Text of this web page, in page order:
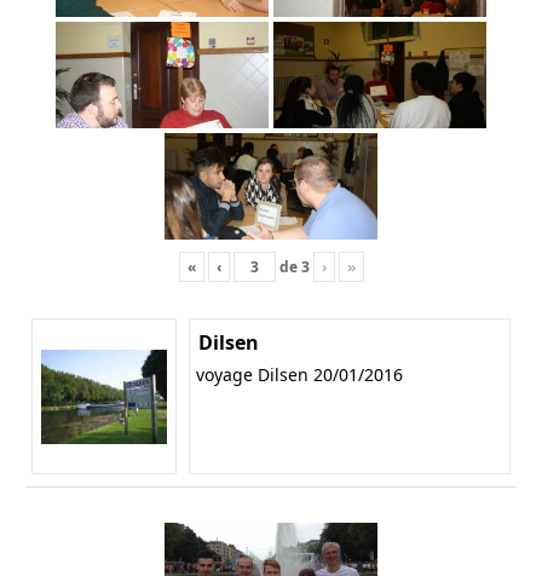
« ‹ de3 › »
Dilsen
voyage Dilsen 20/01/2016